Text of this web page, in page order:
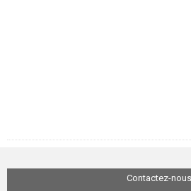
Contactez-nous